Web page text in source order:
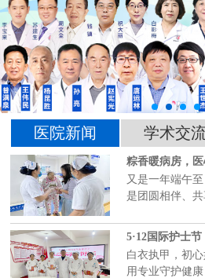
医院新闻 学术交
粽香暖病房，
又是一年端午
是团圆相伴、
5·12国际护士
白衣执甲，初
用专业守护健